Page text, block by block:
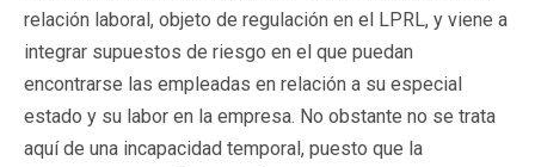
relación laboral, objeto de regulación en el LPRL, y viene a
integrar supuestos de riesgo en el que puedan
encontrarse las empleadas en relación a su especial
estado y su labor en la empresa. No obstante no se trata
aquí de una incapacidad temporal, puesto que la